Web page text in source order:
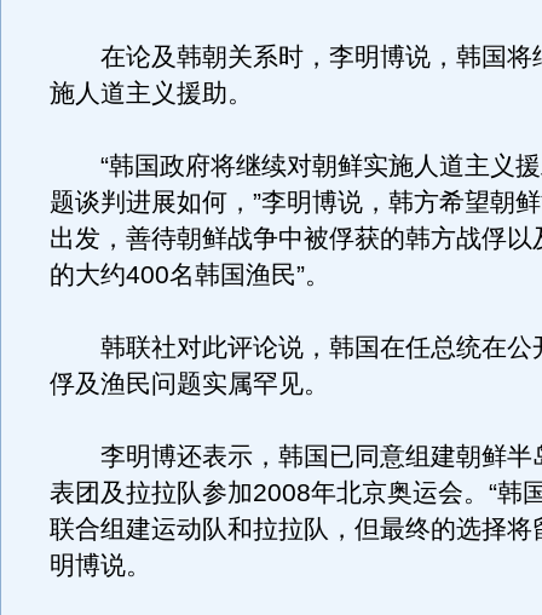
在论及韩朝关系时，李明博说，韩国将
施人道主义援助。
“韩国政府将继续对朝鲜实施人道主义援
题谈判进展如何，”李明博说，韩方希望朝
出发，善待朝鲜战争中被俘获的韩方战俘以
的大约400名韩国渔民”。
韩联社对此评论说，韩国在任总统在公
俘及渔民问题实属罕见。
李明博还表示，韩国已同意组建朝鲜半
表团及拉拉队参加2008年北京奥运会。“韩
联合组建运动队和拉拉队，但最终的选择将
明博说。